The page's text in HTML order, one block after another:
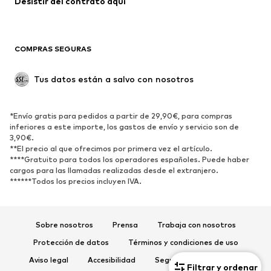
Filtrar y ordenar
Tallas grandes
Reciclado
ZAPATOS
Nuevo
Zapatillas de deporte
Botines
Zapatos de tacón y plataforma Botas
Zapatillas de casa
Exclusivo
COMPRAS SEGURAS
Tus datos están a salvo con nosotros
*Envío gratis para pedidos a partir de 29,90€, para compras
inferiores a este importe, los gastos de envío y servicio son de
3,90€.
**El precio al que ofrecimos por primera vez el artículo.
****Gratuito para todos los operadores españoles. Puede haber
cargos para las llamadas realizadas desde el extranjero.
******Todos los precios incluyen IVA.
Sobre nosotros Prensa
Trabaja con nosotros
Protección de datos
Términos y condiciones de uso
Aviso legal
Accesibilidad Seguridad del producto